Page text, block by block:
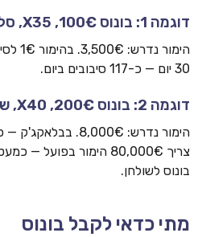
דוגמה 1: בונוס 100€, X35, סלוטים 100%
30 יום — כ-117 סיבובים ביום.
דוגמה 2: בונוס 200€, X40, שולחן 10%
צריך 80,000€ הימור
בונוס לשולחן.
מתי כדאי לקבל בונוס